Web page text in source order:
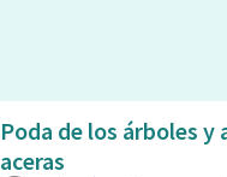
Poda de los árboles y
aceras